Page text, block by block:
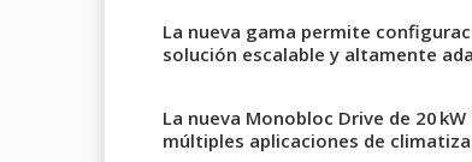
La nueva gama permite
solución escalable y altamente
La nueva Monobloc Drive de 20
múltiples aplicaciones de